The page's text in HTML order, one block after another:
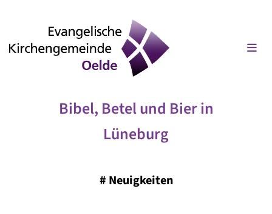
Bibel, Betel und Bier in
Lüneburg
# Neuigkeiten